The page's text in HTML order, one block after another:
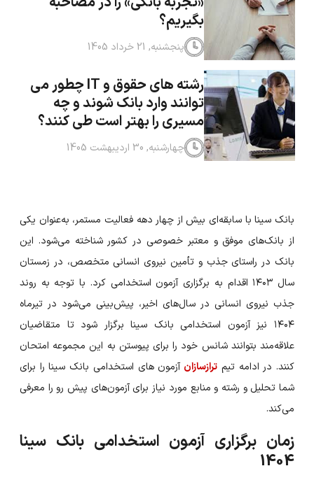
بگیریم؟
پنجشنبه, 21 خرداد 1405
رشته های حقوق و IT چطور می
توانند وارد بانک شوند و چه
مسیری را بهتر است طی کنند؟
چهارشنبه, 30 اردیبهشت 1405
بانک سینا با سابقه‌ای بیش از چهار دهه فعالیت مستمر، به‌عنوان یکی
از بانک‌های موفق و معتبر خصوصی در کشور شناخته می‌شود. این
بانک در راستای جذب و تأمین نیروی انسانی متخصص، در زمستان
سال ۱۴۰۳ اقدام به برگزاری آزمون استخدامی کرد. با توجه به روند
جذب نیروی انسانی در سال‌های اخیر، پیش‌بینی می‌شود در تیرماه
۱۴۰۴ نیز آزمون استخدامی بانک سینا برگزار شود تا متقاضیان
علاقه‌مند بتوانند شانس خود را برای پیوستن به این مجموعه امتحان
کنند. در ادامه تیم ترازسازان آزمون های استخدامی بانک سینا را برای
شما تحلیل و رشته و منابع مورد نیاز برای آزمون‌های پیش رو را معرفی
می‌کند.
زمان برگزاری آزمون استخدامی بانک سینا
1404